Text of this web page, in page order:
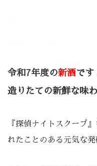
令和7年度の新酒です
造りたての新鮮な味
『探偵ナイトスクープ
れたことのある元気な発